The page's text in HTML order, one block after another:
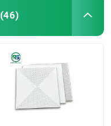
(46)